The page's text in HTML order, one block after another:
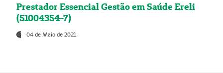
Prestador Essencial Gestão em Saúde Ereli
(51004354-7)
04 de Maio de 2021